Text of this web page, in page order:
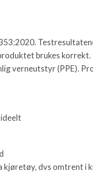
brukes korrekt.
verneutstyr (PPE).
kjøretøy, dvs omtrent i